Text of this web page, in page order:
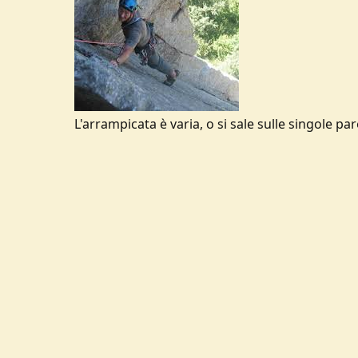
L'arrampicata è varia, o si sale sulle singole